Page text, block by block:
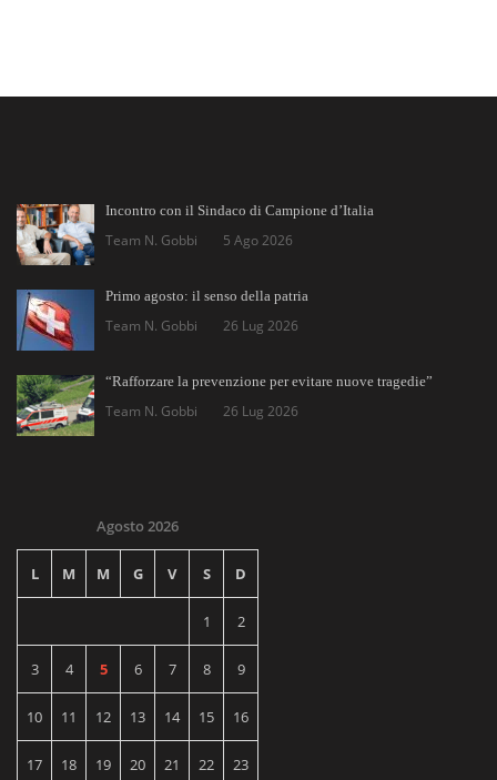
Incontro con il Sindaco di Campione d’Italia
Team N. Gobbi 5 Ago 2026
Primo agosto: il senso della patria
Team N. Gobbi 26 Lug 2026
“Rafforzare la prevenzione per evitare nuove tragedie”
Team N. Gobbi 26 Lug 2026
Agosto 2026
L M M G V S D
1 2
3 4 5 6 7 8 9
10 11 12 13 14 15 16
17 18 19 20 21 22 23